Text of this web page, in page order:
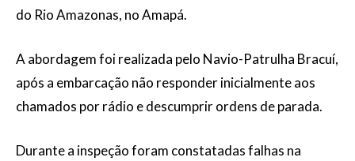
do Rio Amazonas, no Amapá.
A abordagem foi realizada pelo Navio-Patrulha Bracuí,
após a embarcação não responder inicialmente aos
chamados por rádio e descumprir ordens de parada.
Durante a inspeção foram constatadas falhas na